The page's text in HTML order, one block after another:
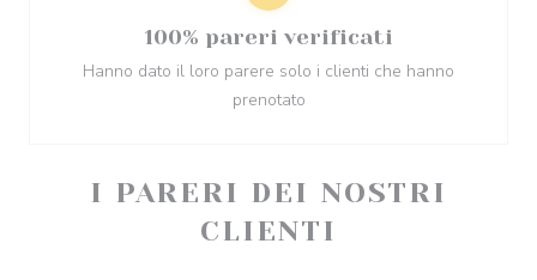
I PARERI DEI NOSTRI
CLIENTI
100% pareri verificati
Hanno dato il loro parere solo i clienti che hanno
prenotato